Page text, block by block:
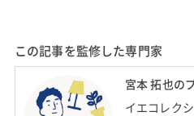
この記事を監修した専門家
宮本 拓也の
イエコレク